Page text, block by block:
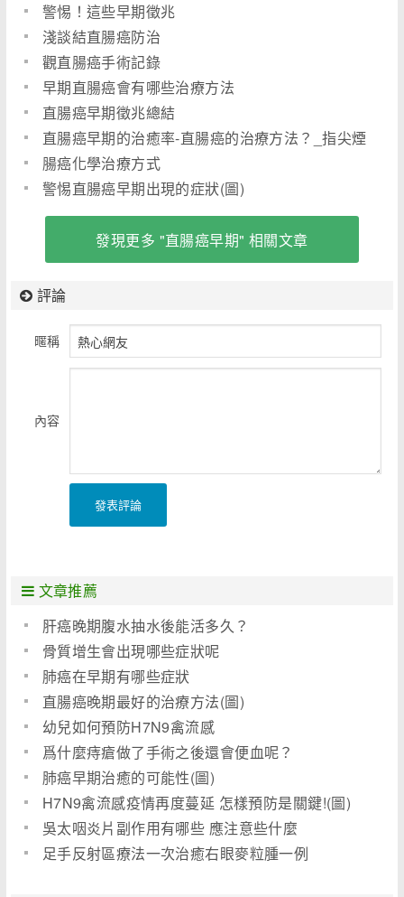
警惕！這些早期徵兆
淺談結直腸癌防治
觀直腸癌手術記錄
早期直腸癌會有哪些治療方法
直腸癌早期徵兆總結
直腸癌早期的治癒率-直腸癌的治療方法？_指尖煙
火(圖)腸癌化學治療方式
警惕直腸癌早期出現的症狀(圖)
發現更多 "直腸癌早期" 相關文章
評論
暱稱
內容
發表評論
文章推薦
肝癌晚期腹水抽水後能活多久？
骨質增生會出現哪些症狀呢
肺癌在早期有哪些症狀
直腸癌晚期最好的治療方法(圖)
幼兒如何預防H7N9禽流感
爲什麼痔瘡做了手術之後還會便血呢？
肺癌早期治癒的可能性(圖)
H7N9禽流感疫情再度蔓延 怎樣預防是關鍵!(圖)
吳太咽炎片副作用有哪些 應注意些什麼
足手反射區療法一次治癒右眼麥粒腫一例